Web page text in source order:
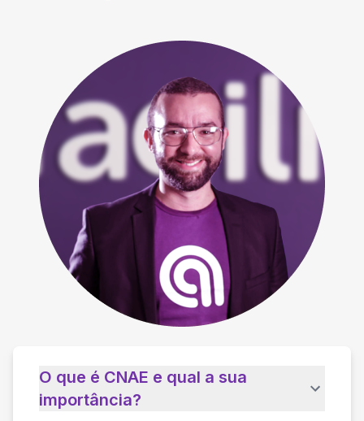
O que é CNAE e qual a sua
importância?